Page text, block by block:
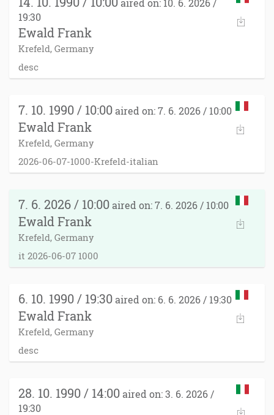
aired on: 10. 6. 2026 /
19:30
Ewald Frank
Krefeld, Germany
desc
7. 10. 1990 / 10:00 aired on: 7. 6. 2026 / 10:00
Ewald Frank
Krefeld, Germany
2026-06-07-1000-Krefeld-italian
7. 6. 2026 / 10:00 aired on: 7. 6. 2026 / 10:00
Ewald Frank
Krefeld, Germany
it 2026-06-07 1000
6. 10. 1990 / 19:30 aired on: 6. 6. 2026 / 19:30
Ewald Frank
Krefeld, Germany
desc
28. 10. 1990 / 14:00 aired on: 3. 6. 2026 /
19:30